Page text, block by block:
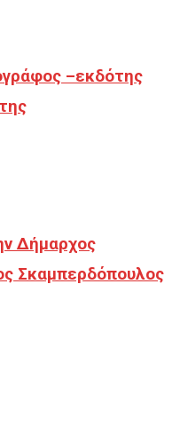
–εκδότης
Δήμαρχος
Σκαμπερδόπουλος